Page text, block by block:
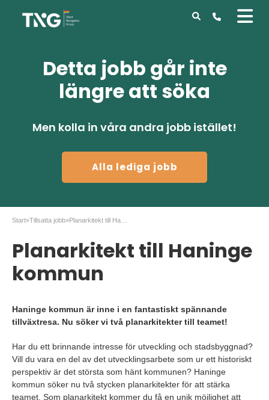
Detta jobb går inte
längre att söka
Men kolla in våra andra jobb istället!
Alla lediga jobb
Start»Tillsatta jobb»
Planarkitekt till Haninge
kommun
Haninge kommun är inne i en fantastiskt spännande
tillväxtresa. Nu söker vi två planarkitekter till teamet!
Har du ett brinnande intresse för utveckling och stadsbyggnad?
Vill du vara en del av det utvecklingsarbete som ur ett historiskt
perspektiv är det största som hänt kommunen? Haninge
kommun söker nu två stycken planarkitekter för att stärka
teamet. Som planarkitekt kommer du få en unik möjlighet att